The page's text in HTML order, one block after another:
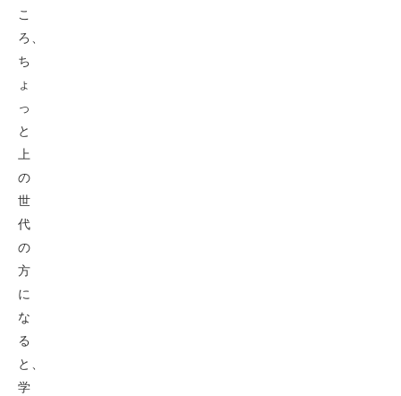
こ
ろ、
ち
ょ
っ
と
上
の
世
代
の
方
に
な
る
と、
学